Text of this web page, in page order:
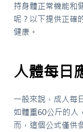
持身體正常機能和
呢？以下提供正確
健康。
人體每日
一般來說，成人每
如體重60公斤的人
而，這個公式僅供